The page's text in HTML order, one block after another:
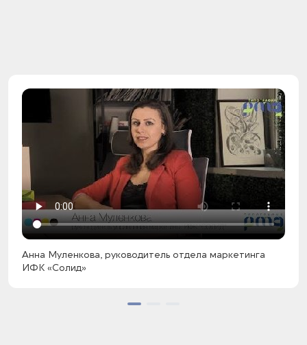
Анна Муленкова, руководитель отдела маркетинга
ИФК «Солид»